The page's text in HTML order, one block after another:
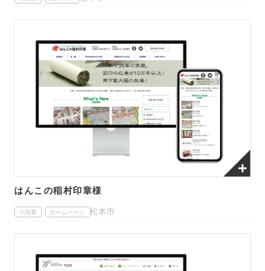
はんこの稲村印章様
小売業 ホームページ 松本市